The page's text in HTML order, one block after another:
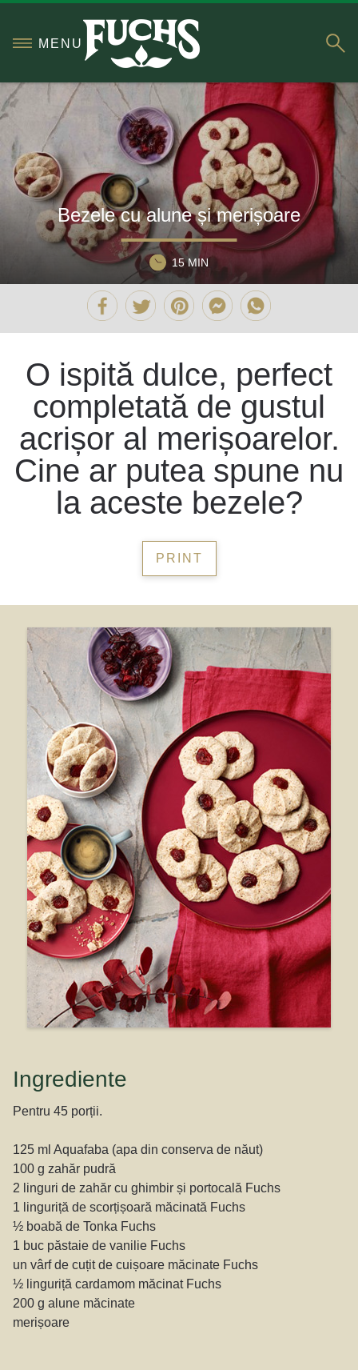
MENU
Bezele cu alune și merișoare
15 MIN
O ispită dulce, perfect
completată de gustul
acrișor al merișoarelor.
Cine ar putea spune nu
la aceste bezele?
PRINT
Ingrediente
Pentru 45 porții.
125 ml Aquafaba (apa din conserva de năut)
100 g zahăr pudră
2 linguri de zahăr cu ghimbir și portocală Fuchs
1 linguriță de scorțișoară măcinată Fuchs
½ boabă de Tonka Fuchs
1 buc păstaie de vanilie Fuchs
un vârf de cuțit de cuișoare măcinate Fuchs
½ linguriță cardamom măcinat Fuchs
200 g alune măcinate
merișoare